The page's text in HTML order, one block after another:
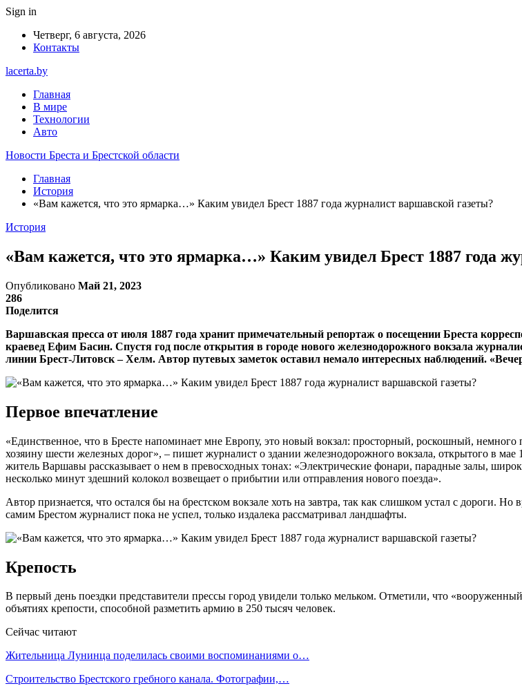
Sign in
Четверг, 6 августа, 2026
Контакты
lacerta.by
Главная
В мире
Технологии
Авто
Новости Бреста и Брестской области
Главная
История
«Вам кажется, что это ярмарка…» Каким увидел Брест 1887 года журналист варшавской газеты?
История
«Вам кажется, что это ярмарка…» Каким увидел Брест 1887 года
Опубликовано Май 21, 2023
286
Поделится
Варшавская пресса от июля 1887 года хранит примечательный репортаж о посещении Бреста
краевед Ефим Басин. Спустя год после открытия в городе нового железнодорожного вокзала
линии Брест-Литовск – Хелм. Автор путевых заметок оставил немало интересных наблюдений.
Первое впечатление
«Единственное, что в Бресте напоминает мне Европу, это новый вокзал: просторный, роскошный,
хозяину шести железных дорог», – пишет журналист о здании железнодорожного вокзала, открытого в
житель Варшавы рассказывает о нем в превосходных тонах: «Электрические фонари, парадные залы,
несколько минут здешний колокол возвещает о прибытии или отправления нового поезда».
Автор признается, что остался бы на брестском вокзале хоть на завтра, так как слишком устал с дороги.
самим Брестом журналист пока не успел, только издалека рассматривал ландшафты.
Крепость
В первый день поездки представители прессы город увидели только мельком. Отметили, что
объятиях крепости, способной разметить армию в 250 тысяч человек.
Сейчас читают
Жительница Лунинца поделилась своими воспоминаниями о…
Строительство Брестского гребного канала. Фотографии,…